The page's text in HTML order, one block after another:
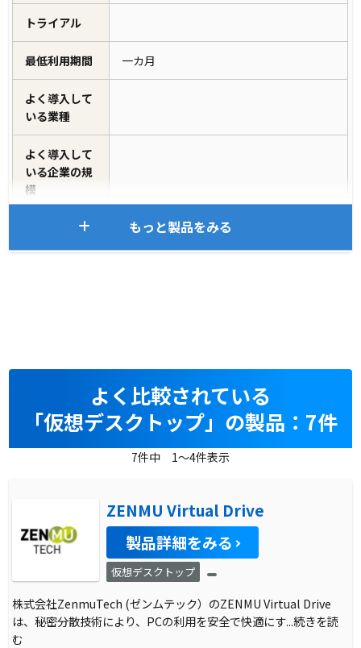
トライアル
最低利用期間 一カ月
よく導入して
いる業種
よく導入して
いる企業の規
模
もっと製品をみる
よく比較されている
「仮想デスクトップ」の製品：7件
7件中 1～4件表示
ZENMU Virtual Drive
製品詳細をみる
仮想デスクトップ
株式会社ZenmuTech (ゼンムテック）のZENMU Virtual Drive
は、秘密分散技術により、PCの利用を安全で快適にす...続きを読
む